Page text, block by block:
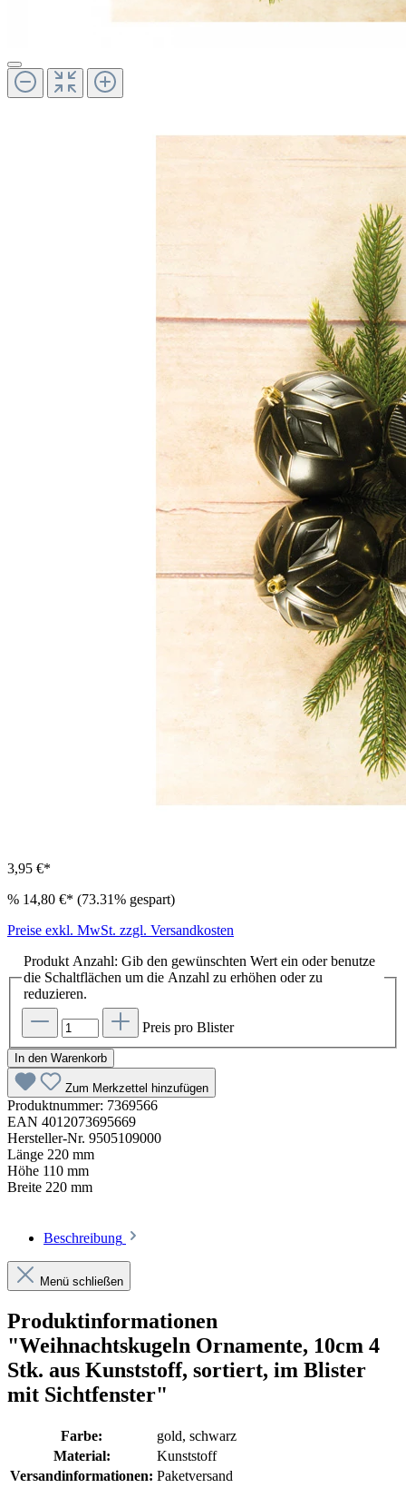
3,95 €*
% 14,80 €* (73.31% gespart)
Preise exkl. MwSt. zzgl. Versandkosten
Produkt Anzahl: Gib den gewünschten Wert ein oder benutze
die Schaltflächen um die Anzahl zu erhöhen oder zu
reduzieren.
Preis pro Blister
In den Warenkorb
Zum Merkzettel hinzufügen
Produktnummer: 7369566
EAN 4012073695669
Hersteller-Nr. 9505109000
Länge 220 mm
Höhe 110 mm
Breite 220 mm
Beschreibung
Menü schließen
Produktinformationen
"Weihnachtskugeln Ornamente, 10cm 4
Stk. aus Kunststoff, sortiert, im Blister
mit Sichtfenster"
Farbe: gold, schwarz
Material:
Kunststoff
Versandinformationen: Paketversand